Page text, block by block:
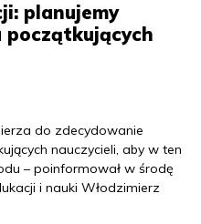
planujemy
początkujących
do zdecydowanie
nauczycieli, aby w ten
– poinformował w środę
i nauki Włodzimierz